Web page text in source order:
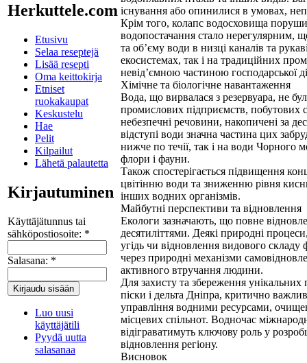
Herkuttele.com
Etusivu
Selaa reseptejä
Lisää resepti
Oma keittokirja
Etniset
ruokakaupat
Keskustelu
Hae
Pelit
Kilpailut
Lähetä palautetta
Kirjautuminen
Käyttäjätunnus tai
sähköpostiosoite: *
Salasana: *
Luo uusi
käyttäjätili
Pyydä uutta
salasanaa
існування або опинилися в умовах,
Крім того, колапс водосховища
водопостачання стало нерегулярним,
та об’єму води в низці каналів та
екосистемах, так і на традиційних
невід’ємною частиною господарської
Хімічне та біологічне навантаження
Вода, що вирвалася з резервуара, не
промислових підприємств, побутових
небезпечні речовини, накопичені за
відступі води значна частина цих
нижче по течії, так і на води Чорного
флори і фауни.
Також спостерігається підвищення
цвітінню води та зниженню рівня
інших водних організмів.
Майбутні перспективи та відновлення
Екологи зазначають, що повне
десятиліттями. Деякі природні
угідь чи відновлення видового
через природні механізми
активного втручання людини.
Для захисту та збереження
піски і дельта Дніпра, критично
управління водними ресурсами,
місцевих спільнот. Водночас
відіграватимуть ключову роль у
відновлення регіону.
Висновок